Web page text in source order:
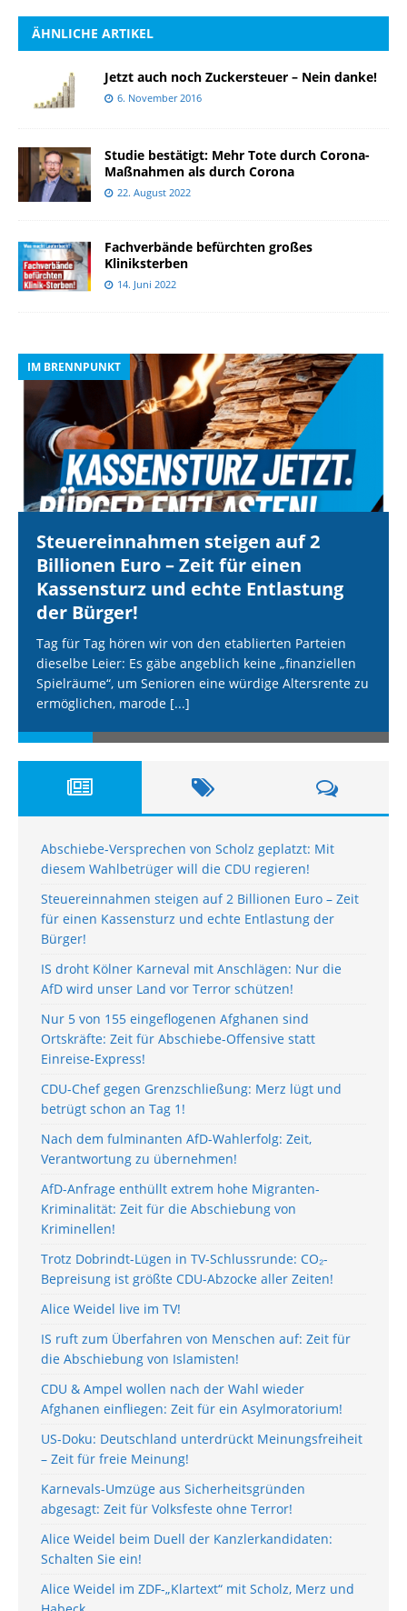
ÄHNLICHE ARTIKEL
Jetzt auch noch Zuckersteuer – Nein danke!
6. November 2016
Studie bestätigt: Mehr Tote durch Corona-
Maßnahmen als durch Corona
22. August 2022
Fachverbände befürchten großes
Kliniksterben
14. Juni 2022
IM BRENNPUNKT
Steuereinnahmen steigen auf 2
Billionen Euro – Zeit für einen
Kassensturz und echte Entlastung
der Bürger!
Tag für Tag hören wir von den etablierten Parteien
dieselbe Leier: Es gäbe angeblich keine „finanziellen
Spielräume“, um Senioren eine würdige Altersrente zu
ermöglichen, marode [...]
Abschiebe-Versprechen von Scholz geplatzt: Mit
diesem Wahlbetrüger will die CDU regieren!
Steuereinnahmen steigen auf 2 Billionen Euro – Zeit
für einen Kassensturz und echte Entlastung der
Bürger!
IS droht Kölner Karneval mit Anschlägen: Nur die
AfD wird unser Land vor Terror schützen!
Nur 5 von 155 eingeflogenen Afghanen sind
Ortskräfte: Zeit für Abschiebe-Offensive statt
Einreise-Express!
CDU-Chef gegen Grenzschließung: Merz lügt und
betrügt schon an Tag 1!
Nach dem fulminanten AfD-Wahlerfolg: Zeit,
Verantwortung zu übernehmen!
AfD-Anfrage enthüllt extrem hohe Migranten-
Kriminalität: Zeit für die Abschiebung von
Kriminellen!
Trotz Dobrindt-Lügen in TV-Schlussrunde: CO₂-
Bepreisung ist größte CDU-Abzocke aller Zeiten!
Alice Weidel live im TV!
IS ruft zum Überfahren von Menschen auf: Zeit für
die Abschiebung von Islamisten!
CDU & Ampel wollen nach der Wahl wieder
Afghanen einfliegen: Zeit für ein Asylmoratorium!
US-Doku: Deutschland unterdrückt Meinungsfreiheit
– Zeit für freie Meinung!
Karnevals-Umzüge aus Sicherheitsgründen
abgesagt: Zeit für Volksfeste ohne Terror!
Alice Weidel beim Duell der Kanzlerkandidaten:
Schalten Sie ein!
Alice Weidel im ZDF-„Klartext“ mit Scholz, Merz und